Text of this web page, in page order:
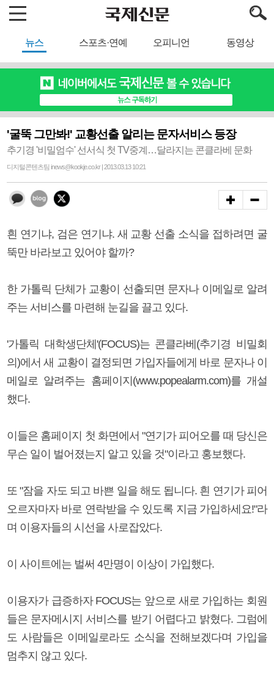
뉴스 스포츠·연예 오피니언 동영상
'굴뚝 그만봐!' 교황선출 알리는 문자서비스 등장
추기경 '비밀엄수' 선서식 첫 TV중계…달라지는 콘클라베 문화
디지털콘텐츠팀 inews@kookje.co.kr | 2013.03.13 10:21
흰 연기냐, 검은 연기냐. 새 교황 선출 소식을 접하려면 굴
뚝만 바라보고 있어야 할까?
한 가톨릭 단체가 교황이 선출되면 문자나 이메일로 알려
주는 서비스를 마련해 눈길을 끌고 있다.
'가톨릭 대학생단체'(FOCUS)는 콘클라베(추기경 비밀회
의)에서 새 교황이 결정되면 가입자들에게 바로 문자나 이
메일로 알려주는 홈페이지(www.popealarm.com)를 개설
했다.
이들은 홈페이지 첫 화면에서 "연기가 피어오를 때 당신은
무슨 일이 벌어졌는지 알고 있을 것"이라고 홍보했다.
또 "잠을 자도 되고 바쁜 일을 해도 됩니다. 흰 연기가 피어
오르자마자 바로 연락받을 수 있도록 지금 가입하세요!"라
며 이용자들의 시선을 사로잡았다.
이 사이트에는 벌써 4만명이 이상이 가입했다.
이용자가 급증하자 FOCUS는 앞으로 새로 가입하는 회원
들은 문자메시지 서비스를 받기 어렵다고 밝혔다. 그럼에
도 사람들은 이메일로라도 소식을 전해보겠다며 가입을
멈추지 않고 있다.